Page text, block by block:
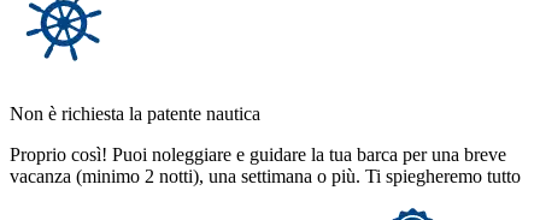
Non è richiesta la patente nautica
Proprio così! Puoi noleggiare e guidare la tua barca per una breve
vacanza (minimo 2 notti), una settimana o più. Ti spiegheremo tutto